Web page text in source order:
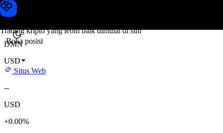
Trading kripto yang lebih baik dimulai di sini
Buka posisi
Harga Dæmon
DMN
USD
Situs Web
--
USD
+0.00%